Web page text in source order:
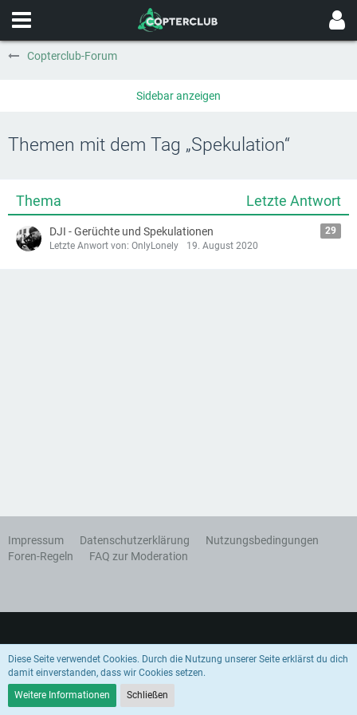
Copterclub-Forum
Themen mit dem Tag „Spekulation“
Thema Letzte Antwort
DJI - Gerüchte und Spekulationen
29
Letzte Anwort von: OnlyLonely
19. August 2020
Impressum Datenschutzerklärung
Nutzungsbedingungen
Foren-Regeln
FAQ zur Moderation
Community-Software:
Diese Seite verwendet Cookies. Durch die Nutzung unserer Seite erklärst du dich
damit einverstanden, dass wir Cookies setzen.
Weitere Informationen
Schließen